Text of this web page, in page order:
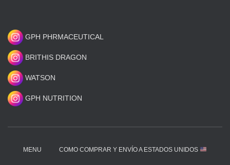
GPH PHRMACEUTICAL
BRITHIS DRAGON
WATSON
GPH NUTRITION
MENU COMO COMPRAR Y ENVÍO A ESTADOS UNIDOS